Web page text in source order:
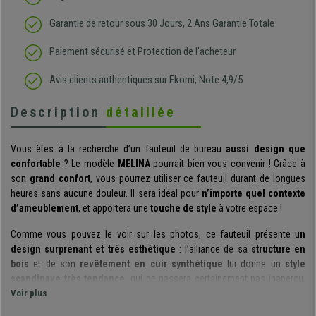
Garantie de retour sous 30 Jours, 2 Ans Garantie Totale
Paiement sécurisé et Protection de l'acheteur
Avis clients authentiques sur Ekomi, Note 4,9/5
Description détaillée
Vous êtes à la recherche d’un fauteuil de bureauaussi design que
confortable ? Le modèle MELINApourrait bien vous convenir ! Grâce à
son grand confort, vous pourrez utiliser ce fauteuil durant de longues
heures sans aucune douleur. Il sera idéal pourn’importe quel contexte
d’ameublement, et apportera une touche de style à votre espace !
Comme vous pouvez le voir sur les photos, ce fauteuil présente un
design surprenant et très esthétique : l’alliance de sa structure en
bois et de son revêtement en cuir synthétique lui donne un style
scandinave
très tendance
, qui ne passera certainement pas inaperçu,
aussi bien dans votre bureau qu’à la maison.
Voir plus